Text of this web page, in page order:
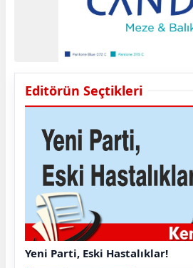
Editörün Seçtikleri
Yeni Parti, Eski Hastalıklar!